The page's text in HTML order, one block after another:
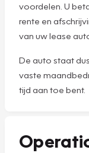
voordelen. U
rente en
van uw lease
De auto staat
vaste
tijd aan toe bent.